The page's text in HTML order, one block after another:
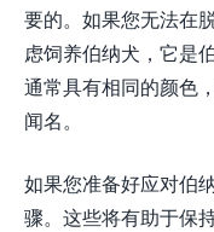
要的。如果您无法在
虑饲养伯纳犬，它是
通常具有相同的颜色
闻名。
如果您准备好应对伯
骤。这些将有助于保